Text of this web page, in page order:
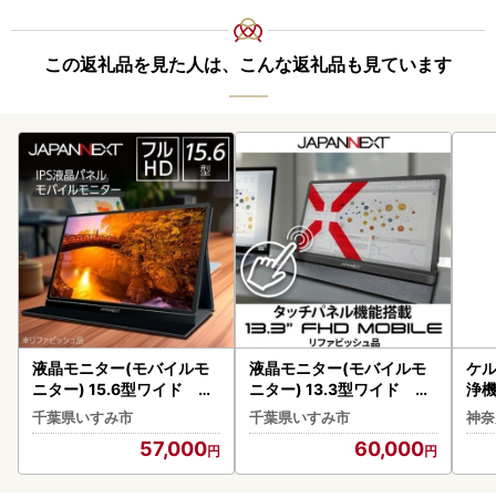
この返礼品を見た人は、こんな返礼品も見ています
液晶モニター(モバイルモ
ニター) 15.6型ワイド フ
ルHD(1920×1080)リファ
ビッシュ品_モバイルモニ
ター フルHD リファビッシ
ュ_【1465894】
千葉県いすみ市
57,000
液晶モニター(モバイルモ
ニター) 13.3型ワイド フ
ルHD(1920×1080)タッチ
パネル対応_モバイルモニ
ター フルHD タッチパネル
13.3型_【1622919】
千葉県いすみ市
60,000
ケ
浄
（
07
神